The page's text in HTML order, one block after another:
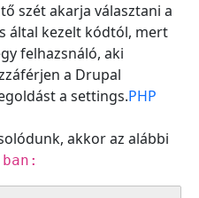
szét akarja választani a
által kezelt kódtól, mert
felhazsnáló, aki
a Drupal
a settings.PHP
akkor az alábbi